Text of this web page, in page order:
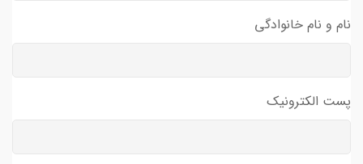
نام و نام خانوادگی
پست الکترونیک